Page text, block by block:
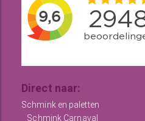
Direct naar:
Schmink en paletten
Schmink Carnaval